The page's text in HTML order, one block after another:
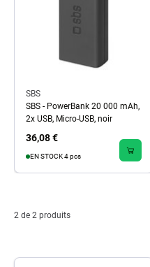
SBS
SBS - PowerBank 20 000 mAh,
2x USB, Micro-USB, noir
36,08 €
EN STOCK 4 pcs
2 de 2 produits